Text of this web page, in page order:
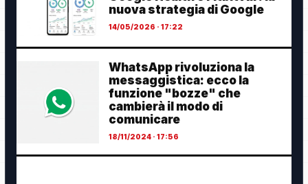
nuova strategia di Google
14/05/2026 · 17:22
WhatsApp rivoluziona la
messaggistica: ecco la
funzione "bozze" che
cambierà il modo di
comunicare
18/11/2024 · 17:56